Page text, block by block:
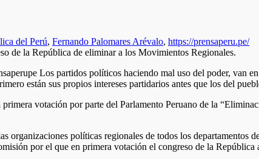
del Perú, Fernando Palomares Arévalo, https://prensaperu.pe/
Los partidos políticos haciendo mal uso del poder, van
están sus propios intereses partidarios antes que los del
votación por parte del Parlamento Peruano de la
políticas regionales de todos los departamentos
por el que en primera votación el congreso de la